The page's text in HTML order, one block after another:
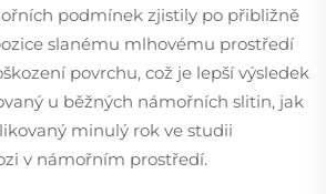
podmínek zjistily po přibližně
slanému mlhovému prostředí
povrchu, což je lepší výsledek
u běžných námořních slitin, jak
minulý rok ve studii
v námořním prostředí.